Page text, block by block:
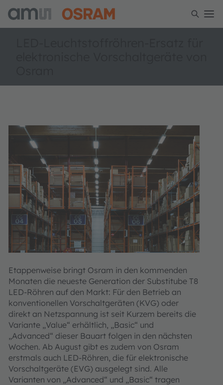
Etappenweise bringt Osram in den kommenden
Monaten die neueste Generation der Substitube T8
LED-Röhren auf den Markt: Für den Betrieb an
konventionellen Vorschaltgeräten (KVG) oder
direkt an Netzspannung ist seit Kurzem bereits die
Variante „Value“ erhältlich, „Basic“ und
„Advanced“ dieser Bauart folgen in den nächsten
Wochen. Ab August gibt es zudem von Osram
erstmals auch LED-Röhren, die für elektronische
Vorschaltgeräte (EVG) ausgelegt sind. Alle
Varianten von „Advanced“ und „Basic“ tragen